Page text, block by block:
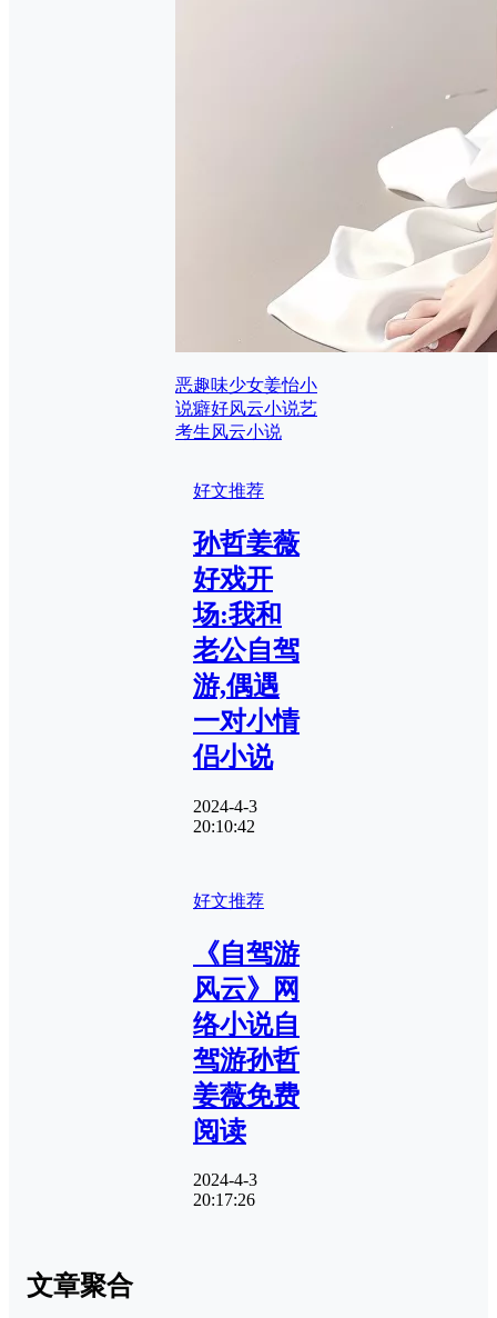
恶趣味少女姜怡小
说癖好风云小说艺
考生风云小说
好文推荐
孙哲姜薇
好戏开
场:我和
老公自驾
游,偶遇
一对小情
侣小说
2024-4-3
20:10:42
好文推荐
《自驾游
风云》网
络小说自
驾游孙哲
姜薇免费
阅读
2024-4-3
20:17:26
文章聚合